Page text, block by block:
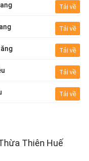
Tải về
Tải về
Tải về
Tải về
Tải về
Thiên Huế